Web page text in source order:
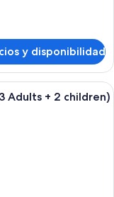
y disponibilidad
con un sofá azul,
Adults + 2 children)